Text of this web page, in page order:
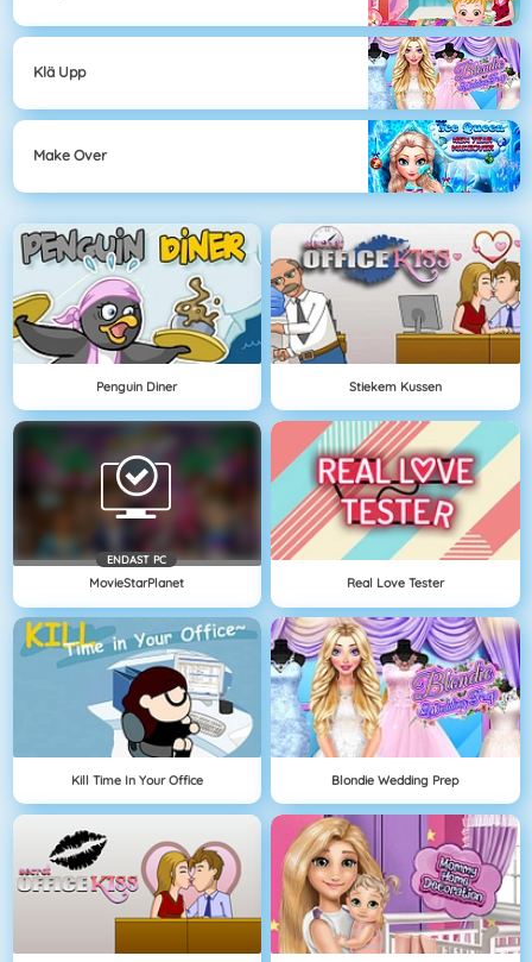
Klä Upp
Make Over
Penguin Diner Stiekem Kussen
ENDAST PC
MovieStarPlanet Real Love Tester
Kill Time In Your Office Blondie Wedding Prep